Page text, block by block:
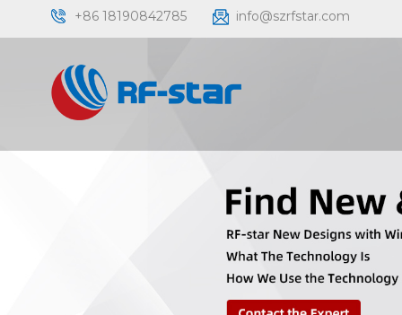
+86 18190842785 info@szrfstar.com